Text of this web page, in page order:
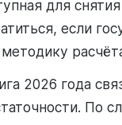
для
если
2026 года
По